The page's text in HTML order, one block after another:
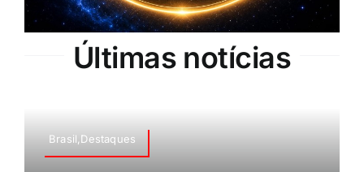
Últimas notícias
Brasil,Destaques